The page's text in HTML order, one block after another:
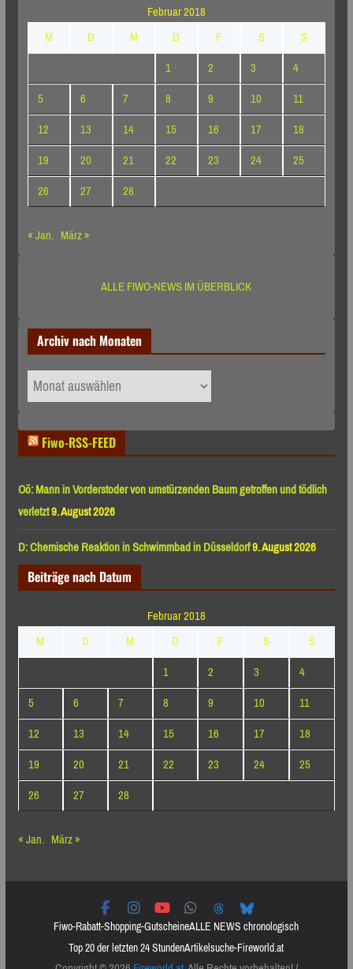
Februar 2018
M
D M D F S
S
1
2 3
4
5
6 7 8 9 10
11
12
13 14 15 16 17
18
19
20 21 22 23 24
25
26
27
28
« Jan. März »
ALLE FIWO-NEWS IM ÜBERBLICK
Archiv nach Monaten
Archiv
nach
Fiwo-RSS-FEED
Oö: Mann in Vorderstoder von umstürzenden Baum getroffen und tödlich
verletzt9. August 2026
D: Chemische Reaktion in Schwimmbad in Düsseldorf9. August 2026
Beiträge nach Datum
Februar 2018
M
D M D F S
S
1
2 3
4
5
6 7 8 9 10
11
12
13 14 15 16 17
18
19
20 21 22 23 24
25
26
27
28
« Jan. März »
Fiwo-Rabatt-Shopping-GutscheineALLE NEWS chronologisch
Top 20 der letzten 24 StundenArtikelsuche-Fireworld.at